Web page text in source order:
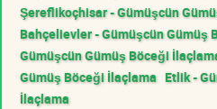
Şereflikoçhisar - Gümüşcün
Bahçelievler - Gümüşcün Gümüş
Gümüşcün Gümüş Böceği
Gümüş Böceği İlaçlama Etlik -
İlaçlama